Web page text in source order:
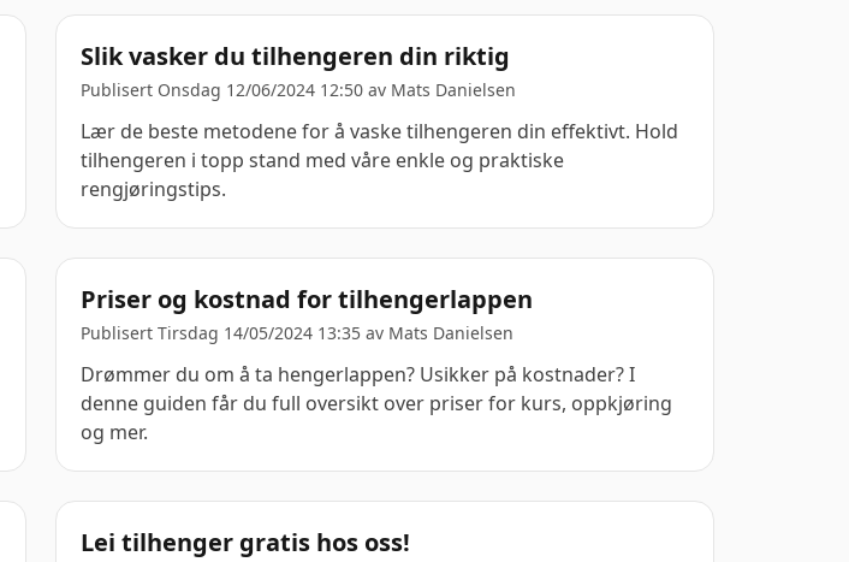
Slik vasker du tilhengeren din riktig
Publisert Onsdag 12/06/2024 12:50 av Mats Danielsen
Lær de beste metodene for å vaske tilhengeren din effektivt. Hold
tilhengeren i topp stand med våre enkle og praktiske
rengjøringstips.
Priser og kostnad for tilhengerlappen
Publisert Tirsdag 14/05/2024 13:35 av Mats Danielsen
Drømmer du om å ta hengerlappen? Usikker på kostnader? I
denne guiden får du full oversikt over priser for kurs, oppkjøring
og mer.
Lei tilhenger gratis hos oss!